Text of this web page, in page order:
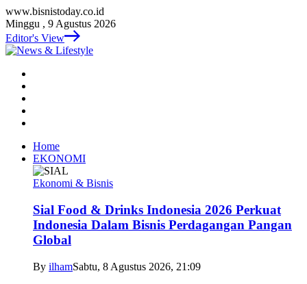
www.bisnistoday.co.id
Minggu , 9 Agustus 2026
Editor's View
Home
EKONOMI
Ekonomi & Bisnis
Sial Food & Drinks Indonesia 2026 Perkuat
Indonesia Dalam Bisnis Perdagangan Pangan
Global
By ilhamSabtu, 8 Agustus 2026, 21:09